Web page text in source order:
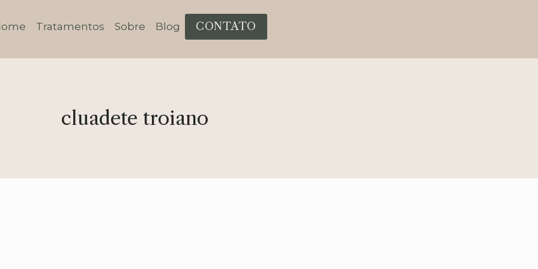
Tratamentos Sobre Blog CONTATO
cluadete troiano